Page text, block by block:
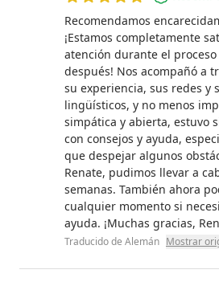
5 de 5 estrellas
Recomendamos
¡Estamos completamente
atención durante el
después! Nos acompañó a
su experiencia, sus redes y
lingüísticos, y no menos
simpática y abierta, estuvo
con consejos y ayuda,
que despejar algunos
Renate, pudimos llevar a
semanas. También ahora
cualquier momento si
ayuda. ¡Muchas gracias,
Traducido de Alemán Mostrar